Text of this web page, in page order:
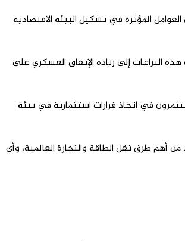
المؤثرة في تشكيل البيئة الاقتصادية
النزاعات إلى زيادة الإنفاق العسكري على
في اتخاذ قرارات استثمارية في بيئة
أهم طرق نقل الطاقة والتجارة العالمية، وأي